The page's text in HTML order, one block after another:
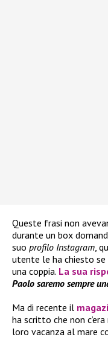
Queste frasi non
durante un box
suo profilo Instagram,
utente le ha chiesto se
una coppia. La sua
Paolo saremo sempre
Ma di recente il
ha scritto che non
loro vacanza al mare